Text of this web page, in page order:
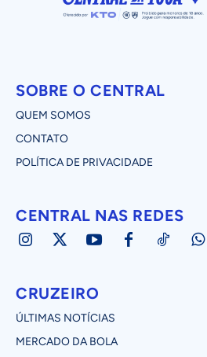
SOBRE O CENTRAL
QUEM SOMOS
CONTATO
POLÍTICA DE PRIVACIDADE
CENTRAL NAS REDES
CRUZEIRO
ÚLTIMAS NOTÍCIAS
MERCADO DA BOLA